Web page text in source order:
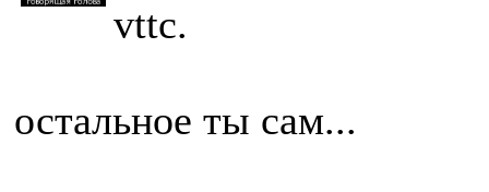
vttc.
остальное ты сам...